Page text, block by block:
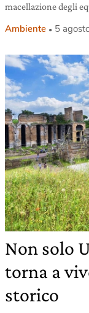
macellazione degli
Ambiente 5
Non solo
torna a
storico